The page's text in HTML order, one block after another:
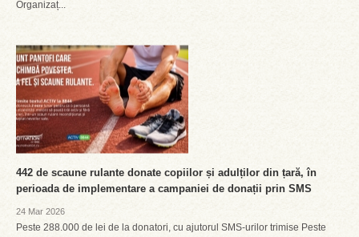
Organizaț...
442 de scaune rulante donate copiilor și adulților din țară, în
perioada de implementare a campaniei de donații prin SMS
24 Mar 2026
Peste 288.000 de lei de la donatori, cu ajutorul SMS-urilor trimise Peste